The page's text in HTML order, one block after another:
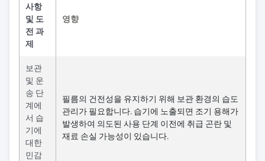
사항
및 도
전 과
제
영향
보관
및 운
송 단
계에
서 습
기에
대한
민감
필름의 건전성을 유지하기 위해 보관 환경의 습도
관리가 필요합니다. 습기에 노출되면 조기 용해가
발생하여 의도된 사용 단계 이전에 취급 곤란 및
재료 손실 가능성이 있습니다.